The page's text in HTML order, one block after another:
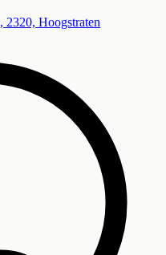
Hoogstraten